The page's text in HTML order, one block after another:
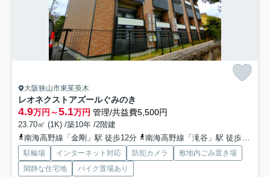
大阪狭山市東茱萸木
レオネクストアズールぐみのき
4.9万円～5.1万円 管理/共益費5,500円
23.70㎡ (1K) /築10年 /2階建
南海高野線「金剛」駅 徒歩12分
南海高野線「滝谷」駅 徒歩21分
駐輪場 インターネット対応 防犯カメラ
敷地内ごみ置き場
閑静な住宅地
バイク置場あり